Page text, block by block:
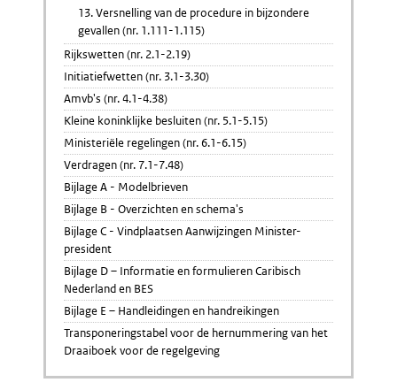
13. Versnelling van de procedure in bijzondere
gevallen (nr. 1.111-1.115)
Rijkswetten (nr. 2.1-2.19)
Initiatiefwetten (nr. 3.1-3.30)
Amvb's (nr. 4.1-4.38)
Kleine koninklijke besluiten (nr. 5.1-5.15)
Ministeriële regelingen (nr. 6.1-6.15)
Verdragen (nr. 7.1-7.48)
Bijlage A - Modelbrieven
Bijlage B - Overzichten en schema's
Bijlage C - Vindplaatsen Aanwijzingen Minister-
president
Bijlage D – Informatie en formulieren Caribisch
Nederland en BES
Bijlage E – Handleidingen en handreikingen
Transponeringstabel voor de hernummering van het
Draaiboek voor de regelgeving